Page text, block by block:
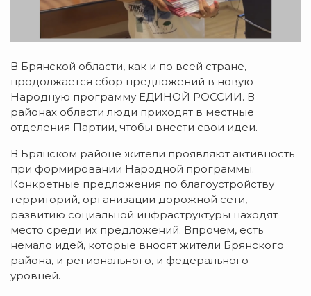
В Брянской области, как и по всей стране,
продолжается сбор предложений в новую
Народную программу ЕДИНОЙ РОССИИ. В
районах области люди приходят в местные
отделения Партии, чтобы внести свои идеи.
В Брянском районе жители проявляют активность
при формировании Народной программы.
Конкретные предложения по благоустройству
территорий, организации дорожной сети,
развитию социальной инфраструктуры находят
место среди их предложений. Впрочем, есть
немало идей, которые вносят жители Брянского
района, и регионального, и федерального
уровней.